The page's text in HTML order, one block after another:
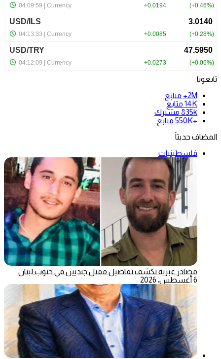
تابعونا
2M+
متابع
14K متابع
835k مشترك
+550K
متابع
المضاف حديثاً
فلسطينيات
مصادر عبرية تكشف تفاصيل مقتل جنديين في جنوب لبنان
6 أغسطس، 2026